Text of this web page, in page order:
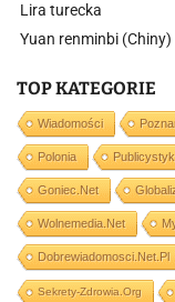
Lira turecka
Yuan renminbi (Chiny)
TOP KATEGORIE
Wiadomości
Polonia
Goniec.net
Wolnemedia.net
Dobrewiadomosci.net.pl
Sekrety-Zdrowia.org